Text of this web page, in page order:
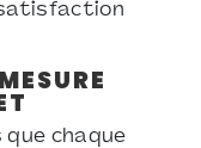
que chaque